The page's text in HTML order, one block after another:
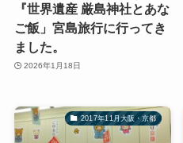
『世界遺産 厳島神社とあな
ご飯」宮島旅行に行ってき
ました。
2026年1月18日
2017年11月大阪・京都